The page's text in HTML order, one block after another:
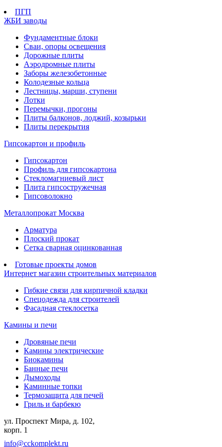
ПГП
ЖБИ заводы
Фундаментные блоки
Сваи, опоры освещения
Дорожные плиты
Аэродромные плиты
Заборы железобетонные
Колодезные кольца
Лестницы, марши, ступени
Лотки
Перемычки, прогоны
Плиты балконов, лоджий, козырьки
Плиты перекрытия
Гипсокартон и профиль
Гипсокартон
Профиль для гипсокартона
Стекломагниевый лист
Плита гипсостружечная
Гипсоволокно
Металлопрокат Москва
Арматура
Плоский прокат
Сетка сварная оцинкованная
Готовые проекты домов
Интернет магазин строительных материалов
Гибкие связи для кирпичной кладки
Спецодежда для строителей
Фасадная стеклосетка
Камины и печи
Дровяные печи
Камины электрические
Биокамины
Банные печи
Дымоходы
Каминные топки
Термозащита для печей
Гриль и барбекю
ул. Проспект Мира, д. 102,
корп. 1
info@cckomplekt.ru